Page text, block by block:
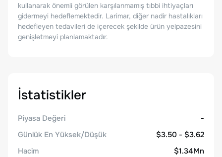
kullanarak önemli görülen karşılanmamış tıbbi ihtiyaçları
gidermeyi hedeflemektedir. Larimar, diğer nadir hastalıkları
hedefleyen tedavileri de içerecek şekilde ürün yelpazesini
genişletmeyi planlamaktadır.
İstatistikler
Piyasa Değeri
-
Günlük En Yüksek/Düşük
$3.50 - $3.62
Hacim
$1.34Mn